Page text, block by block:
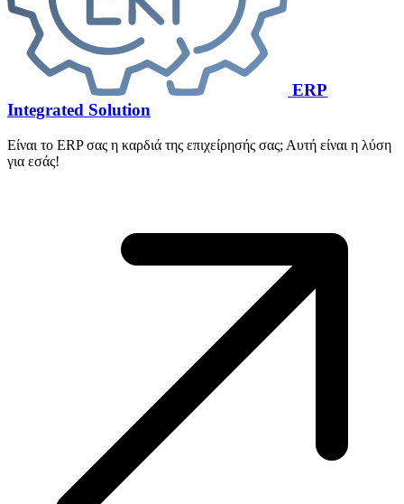
ERP
Integrated Solution
Είναι το ERP σας η καρδιά της επιχείρησής σας; Αυτή είναι η λύση
για εσάς!